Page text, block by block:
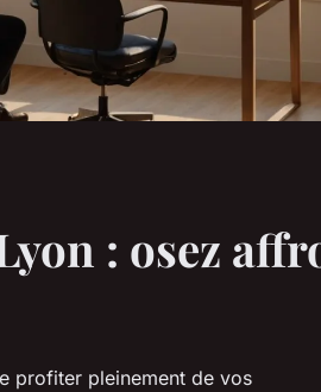
: osez
profiter pleinement de vos